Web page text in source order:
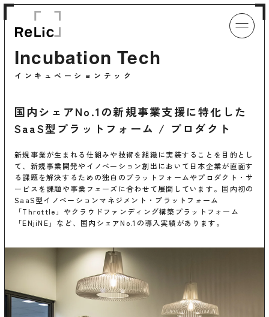
Incubation Tech
インキュベーションテック
国内シェアNo.1の新規事業支援に特化した
SaaS型プラットフォーム / プロダクト
新規事業が生まれる仕組みや技術を組織に実装することを目的とし
て、新規事業開発やイノベーション創出において日本企業が直面す
る課題を解決するための独自のプラットフォームやプロダクト・サ
ービスを課題や事業フェーズに合わせて展開しています。国内初の
SaaS型イノベーションマネジメント・プラットフォーム
「Throttle」やクラウドファンディング構築プラットフォーム
「ENjiNE」など、国内シェアNo.1の導入実績があります。